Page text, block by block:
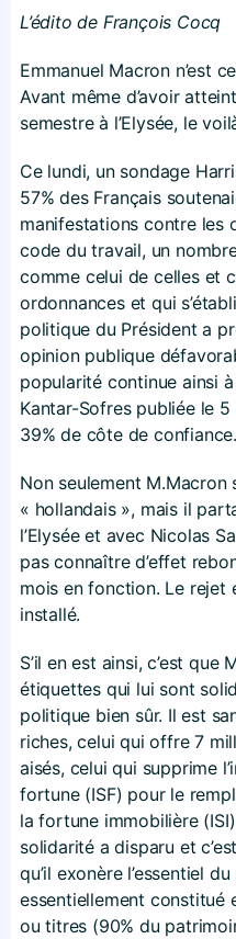
L’édito de François Cocq
Emmanuel Macron n’est
Avant même d’avoir
semestre à l’Elysée, le
Ce lundi, un sondage
57% des Français
manifestations contre les
code du travail, un
comme celui de celles et
ordonnances et qui
politique du Président a
opinion publique
popularité continue ainsi
Kantar-Sofres publiée le
39% de côte de confiance.
Non seulement
« hollandais », mais il
l’Elysée et avec Nicolas
pas connaître d’effet
mois en fonction. Le rejet
installé.
S’il en est ainsi, c’est
étiquettes qui lui sont
politique bien sûr. Il est
riches, celui qui offre 7
aisés, celui qui supprime
fortune (ISF) pour le
la fortune immobilière
solidarité a disparu et
qu’il exonère l’essentiel
essentiellement constitué
ou titres (90% du